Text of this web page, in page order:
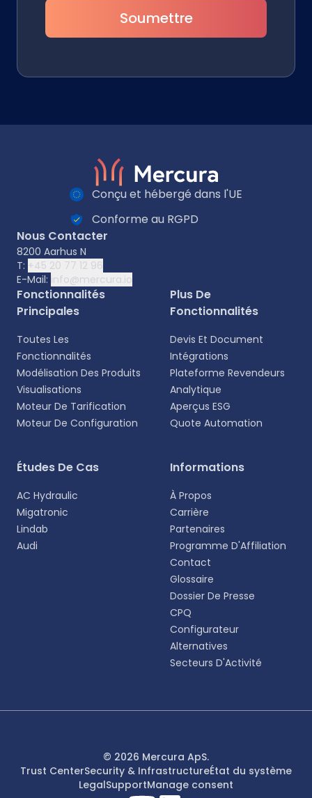
Sélectionnez votre langue
Choisissez votre langue préférée pour une
expérience plus personnalisée.
Svenska
Français
Soumettre
Conçu et hébergé dans l'UE
Conforme au RGPD
Nous Contacter
8200 Aarhus N
T: +45 20 77 12 96
E-Mail: info@mercura.io
Fonctionnalités
Principales
Toutes Les
Fonctionnalités
Modélisation Des Produits
Visualisations
Moteur De Tarification
Moteur De Configuration
Plus De
Fonctionnalités
Devis Et Document
Intégrations
Plateforme Revendeurs
Analytique
Aperçus ESG
Quote Automation
Études De Cas
AC Hydraulic
Migatronic
Lindab
Audi
Informations
À Propos
Carrière
Partenaires
Programme D'Affiliation
Contact
Glossaire
Dossier De Presse
CPQ
Configurateur
Alternatives
Secteurs D'Activité
© 2026 Mercura ApS.
Trust CenterSecurity & InfrastructureÉtat du système
LegalSupportManage consent